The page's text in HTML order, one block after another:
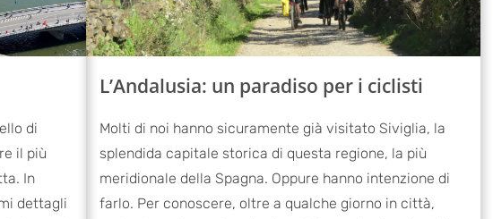
di
il più
In
dettagli
L’Andalusia: un paradiso per i ciclisti
Molti di noi hanno sicuramente già visitato Siviglia, la
splendida capitale storica di questa regione, la più
meridionale della Spagna. Oppure hanno intenzione di
farlo. Per conoscere, oltre a qualche giorno in città,